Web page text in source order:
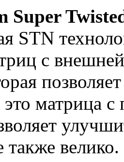
Super
STN
с
это матрица
также велико.